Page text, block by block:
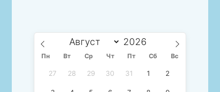
Пн Вт Ср Чт Пт Сб Вс
27 28 29 30 31 1 2